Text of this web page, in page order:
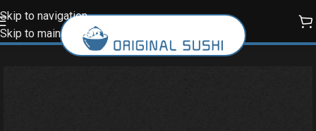
Skip to navigation
Skip to main content